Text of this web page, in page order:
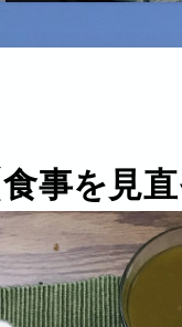
事を見